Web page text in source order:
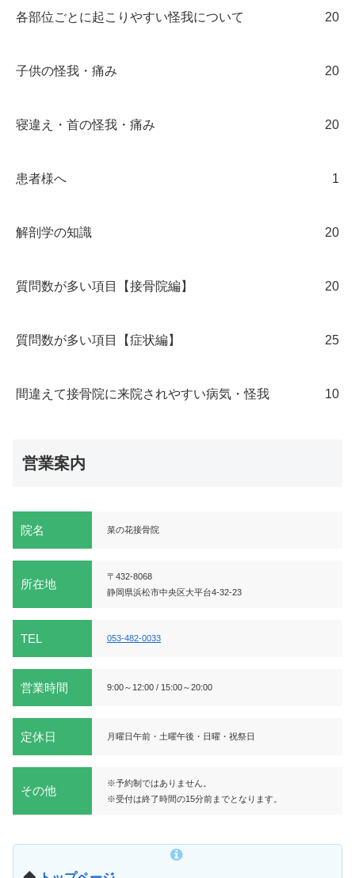
各部位ごとに起こりやすい怪我について 20
子供の怪我・痛み 20
寝違え・首の怪我・痛み 20
患者様へ 1
解剖学の知識 20
質問数が多い項目【接骨院編】 20
質問数が多い項目【症状編】 25
間違えて接骨院に来院されやすい病気・怪我 10
営業案内
院名 菜の花接骨院
所在地
〒432-8068
静岡県浜松市中央区大平台4-32-23
TEL 053-482-0033
営業時間 9:00～12:00 / 15:00～20:00
定休日 月曜日午前・土曜午後・日曜・祝祭日
その他
※予約制ではありません。
※受付は終了時間の15分前までとなります。